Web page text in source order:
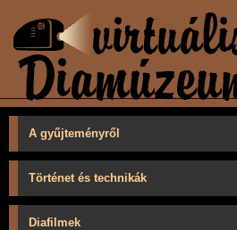
A gyűjteményről
Történet és technikák
Diafilmek